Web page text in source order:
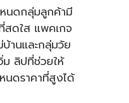
นดกลุ่มลูกค้ามี
สดใส แพคเกจ
านและกลุ่มวัย
ลิปที่ช่วยให้
นดราคาที่สูงได้